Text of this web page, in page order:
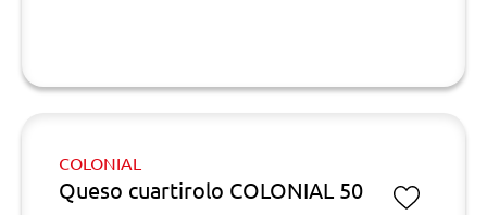
COLONIAL
Queso cuartirolo COLONIAL 50